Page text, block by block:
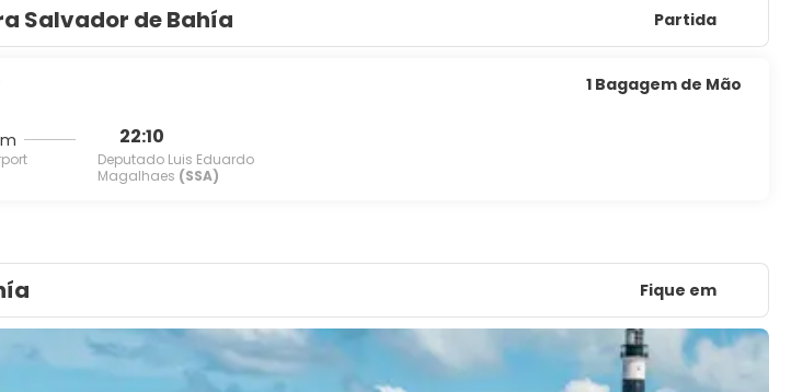
Salvador de Bahía Partida
22:10
Deputado Luis Eduardo
Magalhaes (SSA)
1 Bagagem de Mão
Fique em